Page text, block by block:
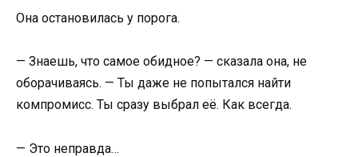
Она остановилась у порога.
— Знаешь, что самое обидное? — сказала она, не
оборачиваясь. — Ты даже не попытался найти
компромисс. Ты сразу выбрал её. Как всегда.
— Это неправда…